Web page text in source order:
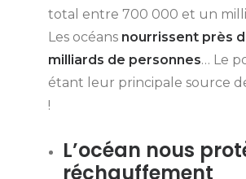
total entre 700 000 et un
Les océans nourrissent près
milliards de personnes… Le
étant leur principale source
!
L’océan nous
réchauffement